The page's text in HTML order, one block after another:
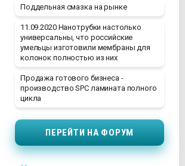
Поддельная смазка на рынке
11.09.2020 Нанотрубки настолько
универсальны, что российские
умельцы изготовили мембраны для
колонок полностью из них
Продажа готового бизнеса -
производство SPC ламината полного
цикла
ПЕРЕЙТИ НА ФОРУМ